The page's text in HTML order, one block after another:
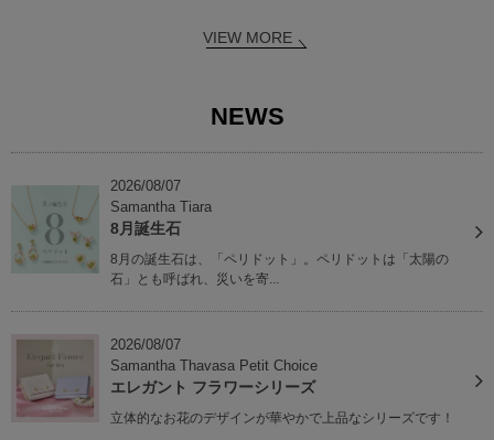
VIEW MORE
NEWS
2026/08/07
Samantha Tiara
8月誕生石
8月の誕生石は、「ペリドット」。ペリドットは「太陽の
石」とも呼ばれ、災いを寄...
2026/08/07
Samantha Thavasa Petit Choice
エレガント フラワーシリーズ
立体的なお花のデザインが華やかで上品なシリーズです！